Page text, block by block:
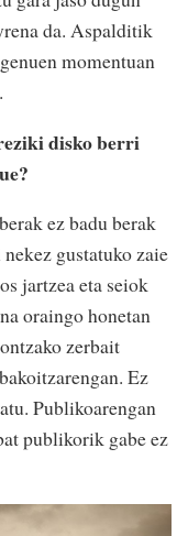
da. Aspalditik
momentuan
disko berri
ez badu berak
gustatuko zaie
jartzea eta seiok
oraingo honetan
zerbait
Ez
Publikoarengan
publikorik gabe ez